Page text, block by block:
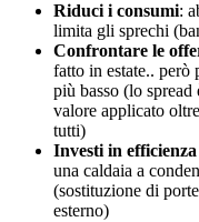
Riduci i consumi:
limita gli sprechi
Confrontare le
fatto in estate.. però
più basso (lo
valore applicato
tutti)
Investi in
una caldaia a
(sostituzione di
esterno)